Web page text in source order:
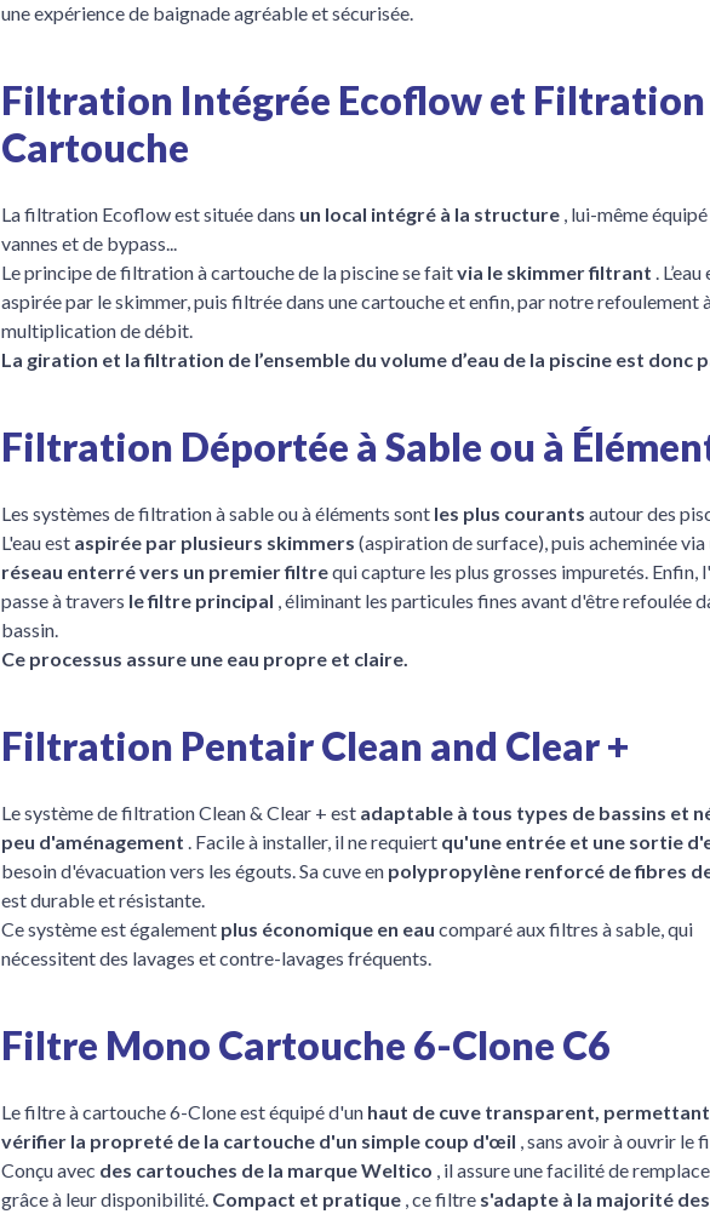
une expérience de baignade agréable et sécurisée.
Filtration Intégrée Ecoflow et Filtration
Cartouche
La filtration Ecoflow est située dans un local intégré à la structure , lui-même
vannes et de bypass...
Le principe de filtration à cartouche de la piscine se faitvia le skimmer filtrant .
aspirée par le skimmer, puis filtrée dans une cartouche et enfin, par notre refoulement
multiplication de débit.
La giration et la filtration de l’ensemble du volume d’eau de la piscine est donc
Filtration Déportée à Sable ou à
Les systèmes de filtration à sable ou à éléments sont les plus courants autour des
L'eau est aspirée par plusieurs skimmers (aspiration de surface), puis acheminée via
réseau enterré vers un premier filtrequi capture les plus grosses impuretés. Enfin,
passe à travers le filtre principal , éliminant les particules fines avant d'être refoulée
bassin.
Ce processus assure une eau propre et claire.
Filtration Pentair Clean and Clear +
Le système de filtration Clean & Clear + est adaptable à tous types de bassins et
peu d'aménagement . Facile à installer, il ne requiert qu'une entrée et une sortie
besoin d'évacuation vers les égouts. Sa cuve en polypropylène renforcé de fibres
est durable et résistante.
Ce système est également plus économique en eau comparé aux filtres à sable, qui
nécessitent des lavages et contre-lavages fréquents.
Filtre Mono Cartouche 6-Clone C6
Le filtre à cartouche 6-Clone est équipé d'un haut de cuve transparent,
vérifier la propreté de la cartouche d'un simple coup d'œil , sans avoir à ouvrir le
Conçu avec des cartouches de la marque Weltico , il assure une facilité de
grâce à leur disponibilité. Compact et pratique , ce filtre s'adapte à la majorité